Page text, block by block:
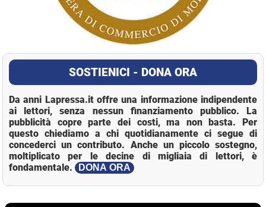
SOSTIENICI - DONA ORA
Da anni Lapressa.it offre una informazione indipendente
ai lettori, senza nessun finanziamento pubblico. La
pubblicità copre parte dei costi, ma non basta. Per
questo chiediamo a chi quotidianamente ci segue di
concederci un contributo. Anche un piccolo sostegno,
moltiplicato per le decine di migliaia di lettori, è
fondamentale.
DONA ORA